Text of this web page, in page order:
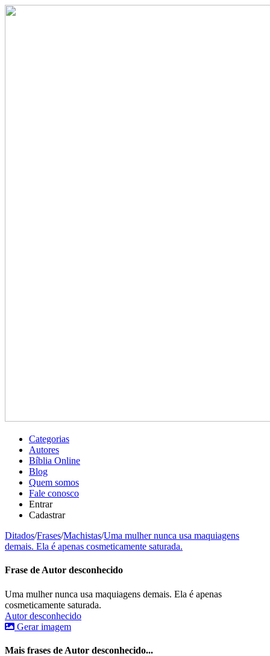
Categorias
Autores
Bíblia Online
Blog
Quem somos
Fale conosco
Entrar
Cadastrar
Ditados/Frases/Machistas/Uma mulher nunca usa maquiagens
demais. Ela é apenas cosmeticamente saturada.
Frase de Autor desconhecido
Uma mulher nunca usa maquiagens demais. Ela é apenas
cosmeticamente saturada.
Autor desconhecido
Gerar imagem
Mais frases de Autor desconhecido...